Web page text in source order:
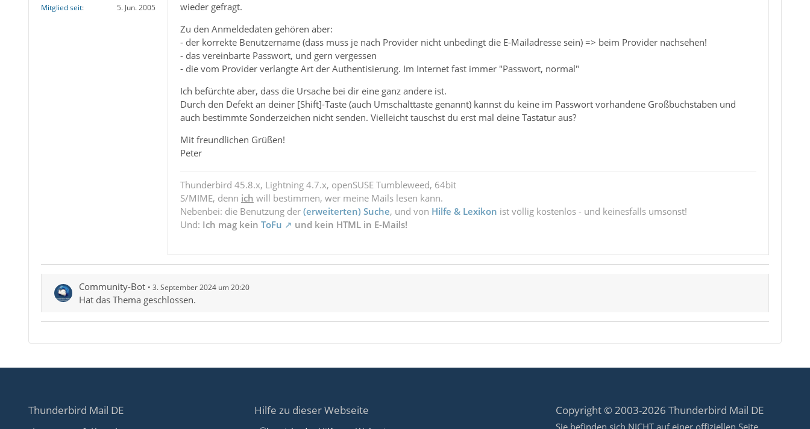
Mitglied seit
5. Jun. 2005
wieder gefragt.
Zu den Anmeldedaten gehören aber:
- der korrekte Benutzername (dass muss je nach Provider nicht unbedingt die E-Mailadresse sein) => beim Provider nachsehen!
- das vereinbarte Passwort, und gern vergessen
- die vom Provider verlangte Art der Authentisierung. Im Internet fast immer "Passwort, normal"
Ich befürchte aber, dass die Ursache bei dir eine ganz andere ist.
Durch den Defekt an deiner [Shift]-Taste (auch Umschalttaste genannt) kannst du keine im Passwort vorhandene Großbuchstaben und
auch bestimmte Sonderzeichen nicht senden. Vielleicht tauschst du erst mal deine Tastatur aus?
Mit freundlichen Grüßen!
Peter
Thunderbird 45.8.x, Lightning 4.7.x, openSUSE Tumbleweed, 64bit
S/MIME, denn ich will bestimmen, wer meine Mails lesen kann.
Nebenbei: die Benutzung der (erweiterten) Suche, und von Hilfe & Lexikon ist völlig kostenlos - und keinesfalls umsonst!
Und: Ich mag kein ToFu und kein HTML in E-Mails!
Community-Bot 3. September 2024 um 20:20
Hat das Thema geschlossen.
Thunderbird Mail DE Hilfe zu dieser Webseite Copyright © 2003-2026 Thunderbird Mail DE
Sie befinden sich NICHT auf einer offiziellen Seite